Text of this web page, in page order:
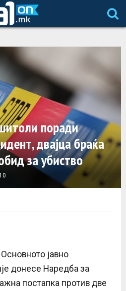
поради
двајца браќа
за убиство
јавно
донесе Наредба за
постапка против две